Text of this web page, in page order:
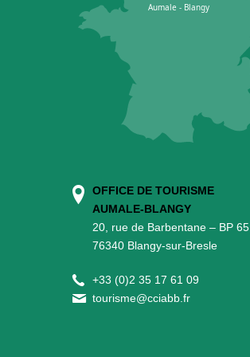
OFFICE DE TOURISME
AUMALE-BLANGY
20, rue de Barbentane – BP 65
76340 Blangy-sur-Bresle
+33 (0)2 35 17 61 09
tourisme@cciabb.fr